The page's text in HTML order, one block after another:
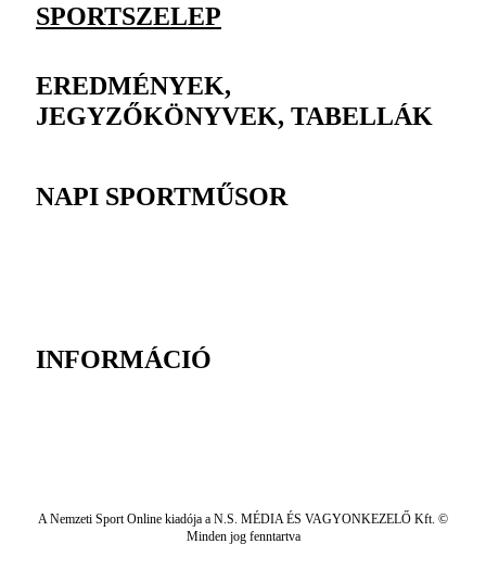
SPORTSZELEP
EREDMÉNYEK,
JEGYZŐKÖNYVEK, TABELLÁK
NAPI SPORTMŰSOR
INFORMÁCIÓ
A Nemzeti Sport Online kiadója a N.S. MÉDIA ÉS VAGYONKEZELŐ Kft. ©
Minden jog fenntartva